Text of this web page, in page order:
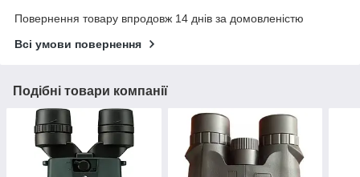
Повернення товару впродовж 14 днів за домовленістю
Всі умови повернення
Подібні товари компанії